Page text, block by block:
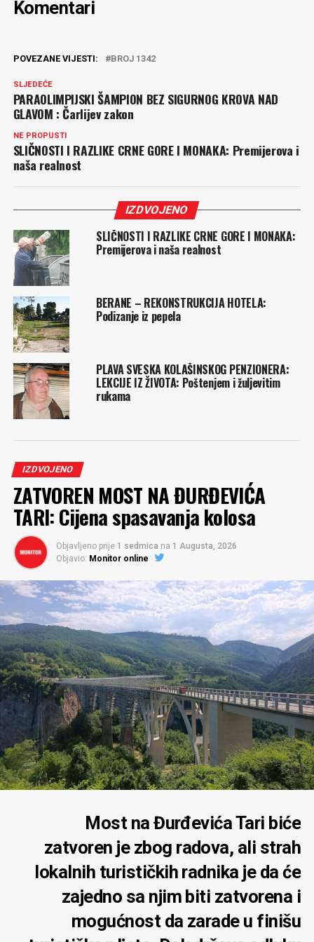
Komentari
POVEZANE VIJESTI: BROJ 1342
SLJEDEĆE
PARAOLIMPIJSKI ŠAMPION BEZ SIGURNOG KROVA NAD
GLAVOM : Čarlijev zakon
NE PROPUSTI
SLIČNOSTI I RAZLIKE CRNE GORE I MONAKA: Premijerova i
naša realnost
IZDVOJENO
SLIČNOSTI I RAZLIKE CRNE GORE I MONAKA:
Premijerova i naša realnost
BERANE – REKONSTRUKCIJA HOTELA:
Podizanje iz pepela
PLAVA SVESKA KOLAŠINSKOG PENZIONERA:
LEKCIJE IZ ŽIVOTA: Poštenjem i žuljevitim
rukama
IZDVOJENO
ZATVOREN MOST NA ĐURĐEVIĆA
TARI: Cijena spasavanja kolosa
Objavljeno prije 1 sedmica na 1 Augusta, 2026
Objavio: Monitor online
Most na Đurđevića Tari biće
zatvoren je zbog radova, ali strah
lokalnih turističkih radnika je da će
zajedno sa njim biti zatvorena i
mogućnost da zarade u finišu